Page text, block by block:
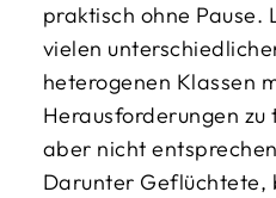
praktisch ohne Pause.
vielen
heterogenen Klassen
Herausforderungen
aber nicht
Darunter Geflüchtete,